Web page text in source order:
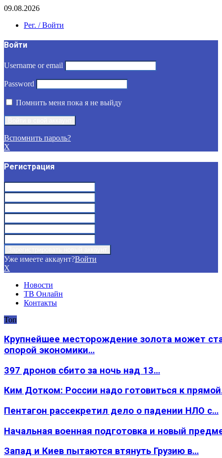
09.08.2026
Рег. / Войти
Войти
Username or email
Password
Помнить меня пока я не выйду
Вспомнить пароль?
X
Регистрация
Уже имеете аккаунт?Войти
X
Новости
ТВ Онлайн
Контакты
Топ
Крупнейшее месторождение золота может
опорой экономики…
397 дронов сбито за ночь над 13…
Ким Дотком: России надо готовиться к
Пентагон рассекретил дело о падении НЛО с…
Начальная военная подготовка и новый
Запад и Киев пытаются втянуть Грузию в…